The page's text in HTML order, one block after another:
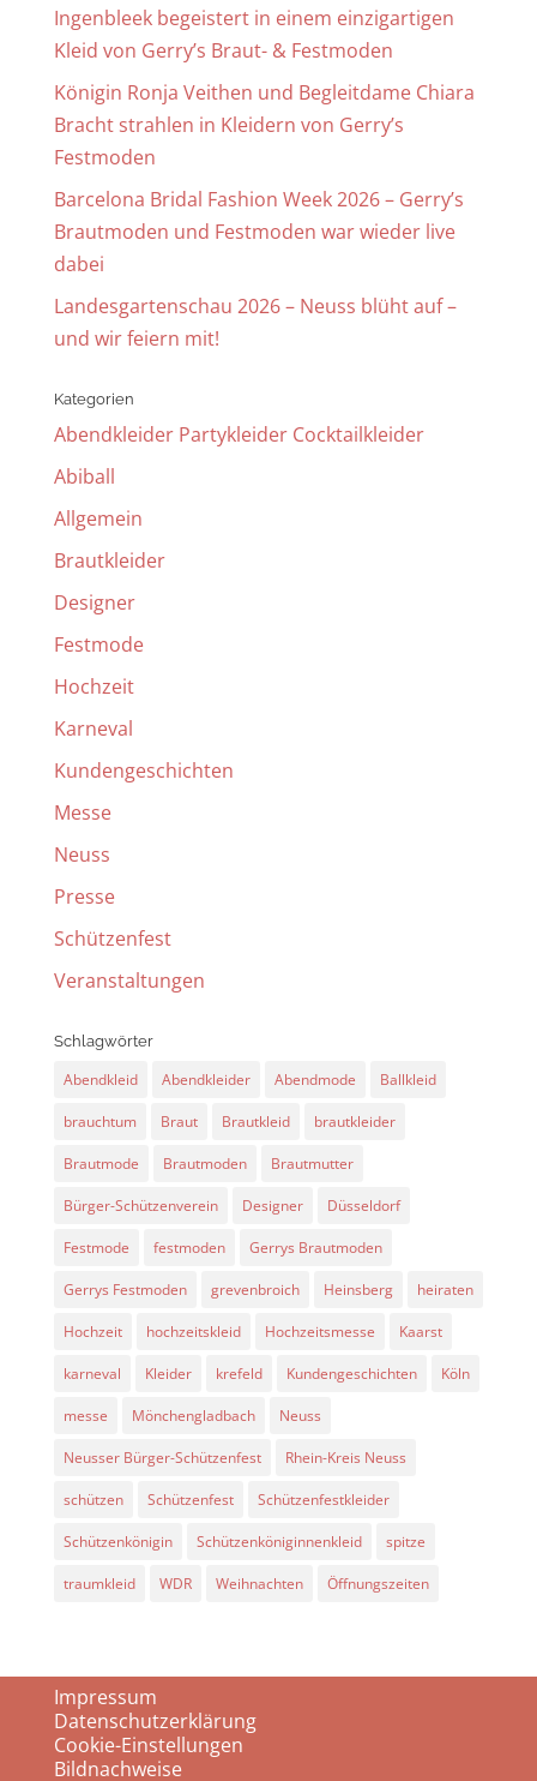
Ingenbleek begeistert in einem einzigartigen
Kleid von Gerry’s Braut- & Festmoden
Königin Ronja Veithen und Begleitdame Chiara
Bracht strahlen in Kleidern von Gerry’s
Festmoden
Barcelona Bridal Fashion Week 2026 – Gerry’s
Brautmoden und Festmoden war wieder live
dabei
Landesgartenschau 2026 – Neuss blüht auf –
und wir feiern mit!
Kategorien
Abendkleider Partykleider Cocktailkleider
Abiball
Allgemein
Brautkleider
Designer
Festmode
Hochzeit
Karneval
Kundengeschichten
Messe
Neuss
Presse
Schützenfest
Veranstaltungen
Schlagwörter
Abendkleid Abendkleider Abendmode Ballkleid
brauchtum Braut Brautkleid brautkleider
Brautmode Brautmoden Brautmutter
Bürger-Schützenverein Designer Düsseldorf
Festmode festmoden Gerrys Brautmoden
Gerrys Festmoden grevenbroich Heinsberg heiraten
Hochzeit hochzeitskleid Hochzeitsmesse Kaarst
karneval Kleider krefeld Kundengeschichten Köln
messe Mönchengladbach Neuss
Neusser Bürger-Schützenfest Rhein-Kreis Neuss
schützen Schützenfest Schützenfestkleider
Schützenkönigin Schützenköniginnenkleid spitze
traumkleid WDR Weihnachten Öffnungszeiten
Impressum
Datenschutzerklärung
Cookie-Einstellungen
Bildnachweise